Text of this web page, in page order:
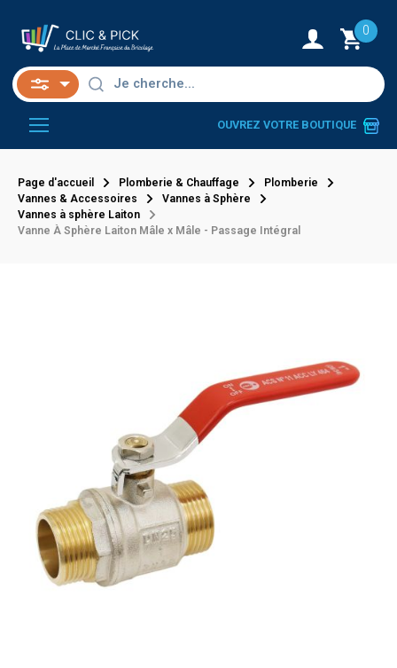
0
OUVREZ VOTRE BOUTIQUE
Page d'accueil Plomberie & Chauffage
Plomberie
Vannes & Accessoires
Vannes à Sphère
Vannes à sphère Laiton
Vanne À Sphère Laiton Mâle x Mâle - Passage Intégral